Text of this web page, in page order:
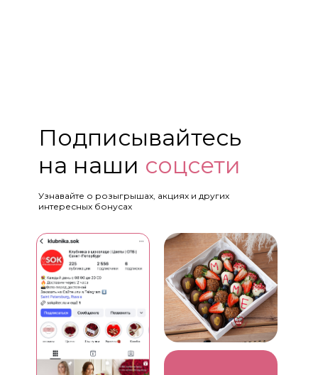
Узнавайте о розыгрышах, акциях и других
интересных бонусах
Подписывайтесь
на наши соцсети